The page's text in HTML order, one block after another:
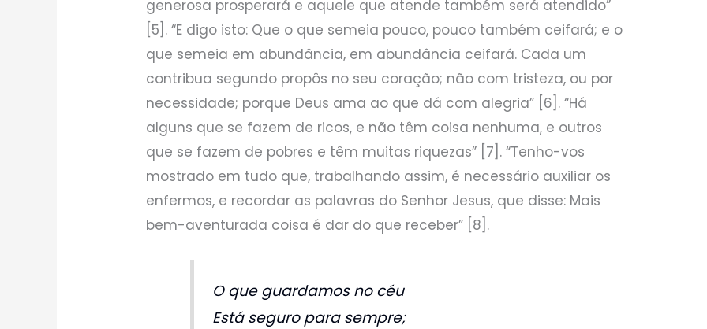
generosa prosperará e aquele que atende também será atendido”
[5]. “E digo isto: Que o que semeia pouco, pouco também ceifará; e o
que semeia em abundância, em abundância ceifará. Cada um
contribua segundo propôs no seu coração; não com tristeza, ou por
necessidade; porque Deus ama ao que dá com alegria” [6]. “Há
alguns que se fazem de ricos, e não têm coisa nenhuma, e outros
que se fazem de pobres e têm muitas riquezas” [7]. “Tenho-vos
mostrado em tudo que, trabalhando assim, é necessário auxiliar os
enfermos, e recordar as palavras do Senhor Jesus, que disse: Mais
bem-aventurada coisa é dar do que receber” [8].
O que guardamos no céu
Está seguro para sempre;